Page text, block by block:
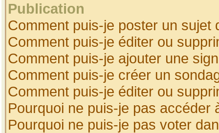
Publication
Comment puis-je poster un sujet
Comment puis-je éditer ou
Comment puis-je ajouter une
Comment puis-je créer un
Comment puis-je éditer ou
Pourquoi ne puis-je pas accéder
Pourquoi ne puis-je pas voter